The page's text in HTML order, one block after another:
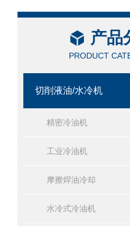
产品
PRODUCT
切削液油/水冷机
精密冷油机
工业冷油机
摩擦焊油冷却
水冷式冷油机